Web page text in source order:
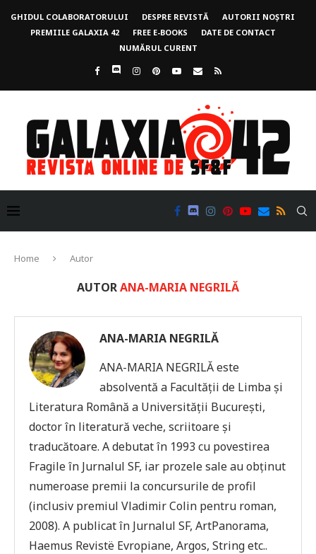
GHIDUL COLABORATORULUI DESPRE REVISTĂ
AUTORII NOȘTRI
PREMIILE GALAXIA 42
FREE E-BOOKS
DATE DE CONTACT
NUMĂRUL CURENT
Home Autor
AUTORANA-MARIA NEGRILĂ
ANA-MARIA NEGRILĂ
ANA-MARIA NEGRILĂ este
absolventă a Facultății de Limba şi
Literatura Română a Universității București,
doctor în literatură veche, scriitoare și
traducătoare. A debutat în 1993 cu povestirea
Fragile în Jurnalul SF, iar prozele sale au obținut
numeroase premii la concursurile de profil
(inclusiv premiul Vladimir Colin pentru roman,
2008). A publicat în Jurnalul SF, ArtPanorama,
Haemus Revistë Evropiane, Argos, String etc..